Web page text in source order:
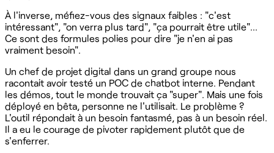
À l'inverse, méfiez-vous des signaux faibles : "c'est
intéressant", "on verra plus tard", "ça pourrait être utile"...
Ce sont des formules polies pour dire "je n'en ai pas
vraiment besoin".
Un chef de projet digital dans un grand groupe nous
racontait avoir testé un POC de chatbot interne. Pendant
les démos, tout le monde trouvait ça "super". Mais une fois
déployé en bêta, personne ne l'utilisait. Le problème ?
L'outil répondait à un besoin fantasmé, pas à un besoin réel.
Il a eu le courage de pivoter rapidement plutôt que de
s'enferrer.